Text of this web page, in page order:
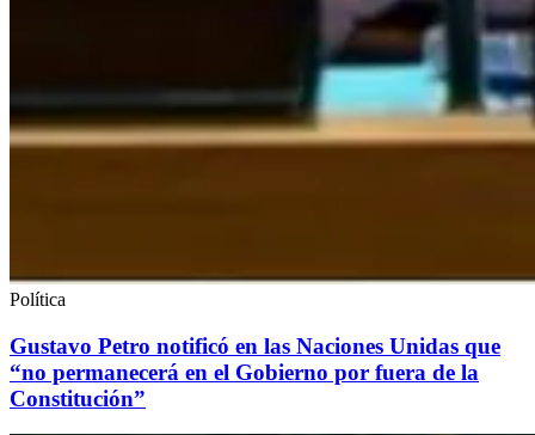
Política
Gustavo Petro notificó en las Naciones Unidas que
“no permanecerá en el Gobierno por fuera de la
Constitución”